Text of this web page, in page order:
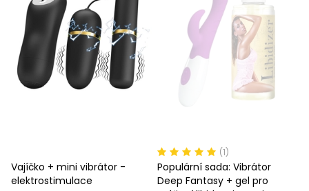
Vajíčko + mini vibrátor -
elektrostimulace
(1)
Populární sada: Vibrátor
Deep Fantasy + gel pro